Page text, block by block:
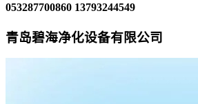
053287700860 13793244549
青岛碧海净化设备有限公司